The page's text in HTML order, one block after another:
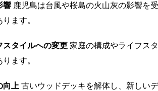
響 鹿児島は台風や桜島の火山灰の影響を
ます。
スタイルへの変更 家庭の構成やライフス
ます。
向上 古いウッドデッキを解体し、新しい